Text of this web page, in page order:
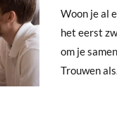
Woon je al
het eerst
om je
Trouwen als...